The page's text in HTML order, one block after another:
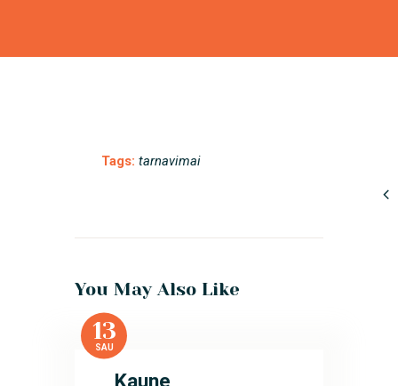
Tags: tarnavimai
You May Also Like
13
SAU